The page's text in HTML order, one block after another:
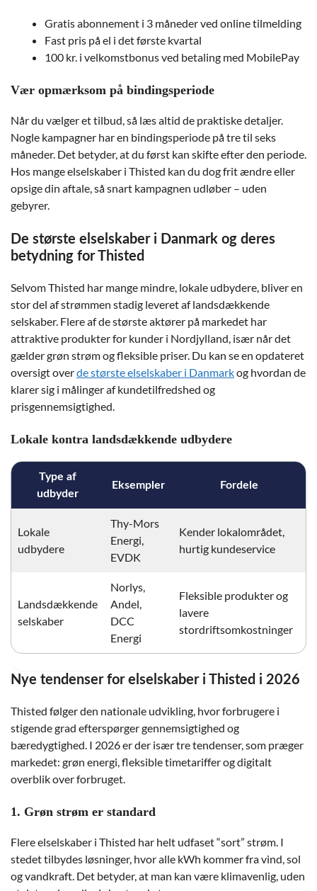
Gratis abonnement i 3 måneder ved online tilmelding
Fast pris på el i det første kvartal
100 kr. i velkomstbonus ved betaling med MobilePay
Vær opmærksom på bindingsperiode
Når du vælger et tilbud, så læs altid de praktiske detaljer.
Nogle kampagner har en bindingsperiode på tre til seks
måneder. Det betyder, at du først kan skifte efter den periode.
Hos mange elselskaber i Thisted kan du dog frit ændre eller
opsige din aftale, så snart kampagnen udløber – uden
gebyrer.
De største elselskaber i Danmark og deres
betydning for Thisted
Selvom Thisted har mange mindre, lokale udbydere, bliver en
stor del af strømmen stadig leveret af landsdækkende
selskaber. Flere af de største aktører på markedet har
attraktive produkter for kunder i Nordjylland, især når det
gælder grøn strøm og fleksible priser. Du kan se en opdateret
oversigt overde største elselskaber i Danmarkog hvordan de
klarer sig i målinger af kundetilfredshed og
prisgennemsigtighed.
Lokale kontra landsdækkende udbydere
Type af
udbyder
Eksempler Fordele
Lokale
udbydere
Thy-Mors
Energi,
EVDK
Kender lokalområdet,
hurtig kundeservice
Landsdækkende
selskaber
Norlys,
Andel,
DCC
Energi
Fleksible produkter og
lavere
stordriftsomkostninger
Nye tendenser for elselskaber i Thisted i 2026
Thisted følger den nationale udvikling, hvor forbrugere i
stigende grad efterspørger gennemsigtighed og
bæredygtighed. I 2026 er der især tre tendenser, som præger
markedet: grøn energi, fleksible timetariffer og digitalt
overblik over forbruget.
1. Grøn strøm er standard
Flere elselskaber i Thisted har helt udfaset “sort” strøm. I
stedet tilbydes løsninger, hvor alle kWh kommer fra vind, sol
og vandkraft. Det betyder, at man kan være klimavenlig, uden